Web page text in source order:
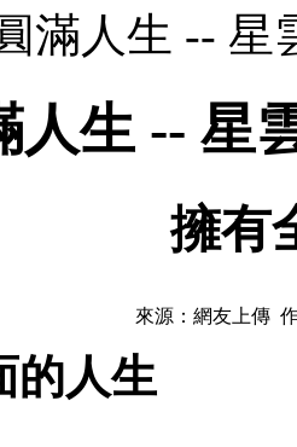
滿人生 --
人生 --
擁有
來源：網友上傳
的人生